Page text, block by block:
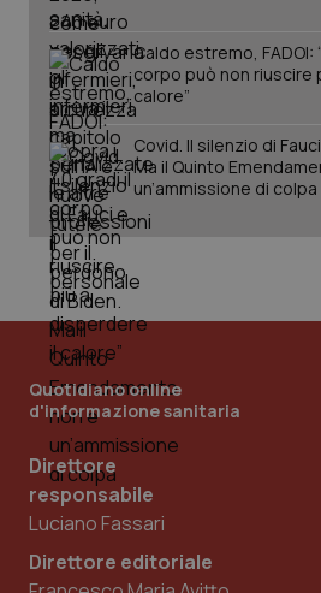
Caldo estremo, FADOI:
corpo può non riuscire
calore”
Covid. Il silenzio di
Ma il Quinto
un’ammissione di colpa
Quotidiano online
d'informazione sanitaria
Direttore
responsabile
Luciano Fassari
Direttore editoriale
_ga_KM60CM4NPH